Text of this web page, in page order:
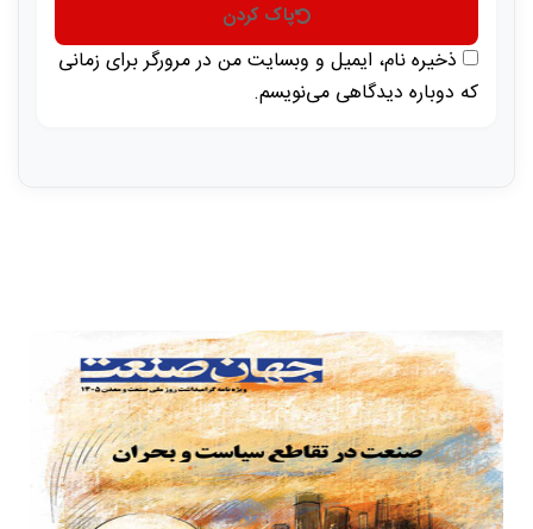
پاک کردن
ذخیره نام، ایمیل و وبسایت من در مرورگر برای زمانی
که دوباره دیدگاهی می‌نویسم.